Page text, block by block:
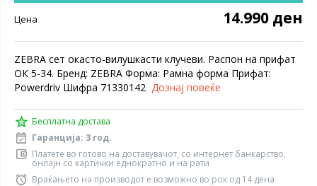
Цена 14.990 ден
ZEBRA сет окасто-вилушкасти клучеви. Распон на прифат
OК 5-34. Бренд: ZEBRA Форма: Рамна форма Прифат:
Powerdriv Шифра 71330142 Дознај повеќе
Бесплатна достава
Гаранција: 3 год.
Платете во готово на доставувачот, со интернет банкарство,
онлајн со картички еднократно и на рати
Враќањето на производот е возможно во рок од 14 дена